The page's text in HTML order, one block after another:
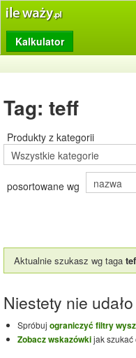
Produkty
Dziennik
Przelicznik
Porady
Słownik
Kontakt
Kalkulator
Tag: teff
Produkty z kategorii
posortowane wg
Aktualnie szukasz wg taga
Niestety nie
Spróbuj ograniczyć filtry
Zobacz wskazówkijak szukać